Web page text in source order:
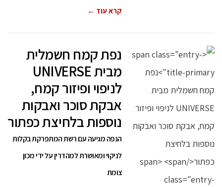
קרא עוד ←
נפת קמח חשמלית
מבית UNIVERSE
לניפוי ופיזור קמח,
אבקת סוכר ואבקות
נוספות בלחיצת כפתור
הנפה מגיעה עם רשת המתפרקת בקלות
לניקוי ומאושרת למהדרין על ידי מכון
צומת